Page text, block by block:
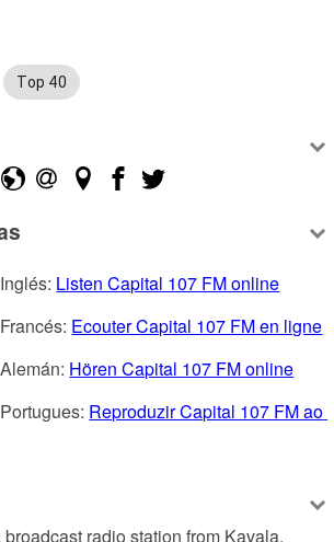
Top 40
Listen Capital 107 FM online
Ecouter Capital 107 FM en ligne
Hören Capital 107 FM online
Reproduzir Capital 107 FM ao
radio station from Kavala,